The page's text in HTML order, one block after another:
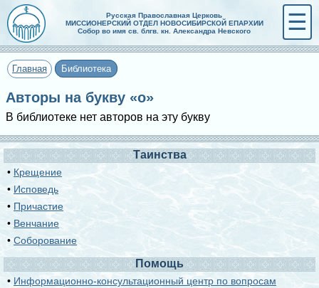
Русская Православная Церковь
МИССИОНЕРСКИЙ ОТДЕЛ НОВОСИБИРСКОЙ ЕПАРХИИ
Собор во имя св. блгв. кн. Александра Невского
☰
Главная Библиотека
Авторы на букву «о»
В библиотеке нет авторов на эту букву
Таинства
• Крещение
• Исповедь
• Причастие
• Венчание
•Соборование
Помощь
• Информационно-консультационный центр по вопросам